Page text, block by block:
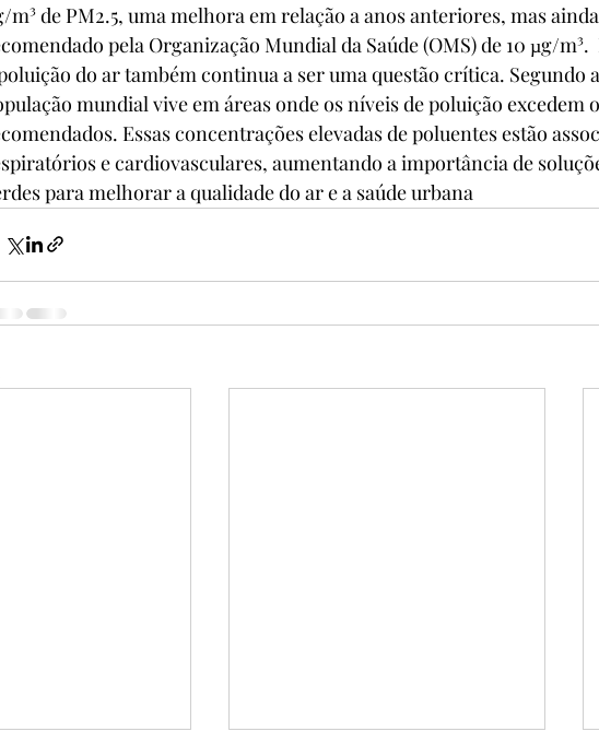
m³ de PM2.5, uma melhora em relação a anos anteriores, mas
pela Organização Mundial da Saúde (OMS) de 10 µg/
do ar também continua a ser uma questão crítica. Segundo a
mundial vive em áreas onde os níveis de poluição excedem
Essas concentrações elevadas de poluentes estão
e cardiovasculares, aumentando a importância de
para melhorar a qualidade do ar e a saúde urbana